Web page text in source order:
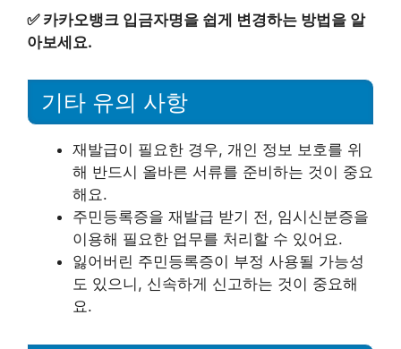
✅ 카카오뱅크 입금자명을 쉽게 변경하는 방법을 알
아보세요.
기타 유의 사항
재발급이 필요한 경우, 개인 정보 보호를 위
해 반드시 올바른 서류를 준비하는 것이 중요
해요.
주민등록증을 재발급 받기 전, 임시신분증을
이용해 필요한 업무를 처리할 수 있어요.
잃어버린 주민등록증이 부정 사용될 가능성
도 있으니, 신속하게 신고하는 것이 중요해
요.